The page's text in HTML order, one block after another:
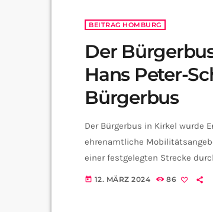
BEITRAG HOMBURG
Der
Hans Peter-
Bürgerbus
Der Bürgerbus in Kirkel wurde
ehrenamtliche
einer festgelegten Strecke
Geburtstag mit dem
today 12. MÄRZ 2024 86